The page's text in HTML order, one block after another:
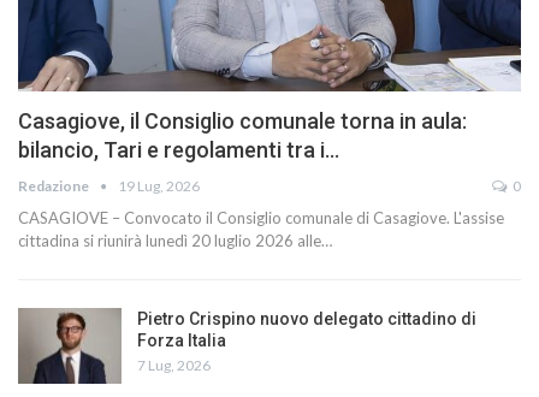
Casagiove, il Consiglio comunale torna in aula:
bilancio, Tari e regolamenti tra i…
Redazione 19 Lug, 2026 0
CASAGIOVE – Convocato il Consiglio comunale di Casagiove. L'assise
cittadina si riunirà lunedì 20 luglio 2026 alle…
Pietro Crispino nuovo delegato cittadino di
Forza Italia
7 Lug, 2026